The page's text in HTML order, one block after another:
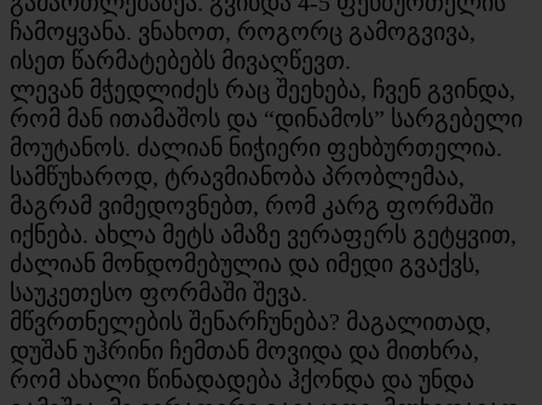
ჩამოყვანა. ვნახოთ, როგორც გამოგვივა,
ისეთ წარმატებებს მივაღწევთ.
ლევან მჭედლიძეს რაც შეეხება, ჩვენ გვინდა,
რომ მან ითამაშოს და “დინამოს” სარგებელი
მოუტანოს. ძალიან ნიჭიერი ფეხბურთელია.
სამწუხაროდ, ტრავმიანობა პრობლემაა,
მაგრამ ვიმედოვნებთ, რომ კარგ ფორმაში
იქნება. ახლა მეტს ამაზე ვერაფერს გეტყვით,
ძალიან მონდომებულია და იმედი გვაქვს,
საუკეთესო ფორმაში შევა.
მწვრთნელების შენარჩუნება? მაგალითად,
დუშან უჰრინი ჩემთან მოვიდა და მითხრა,
რომ ახალი წინადადება ჰქონდა და უნდა